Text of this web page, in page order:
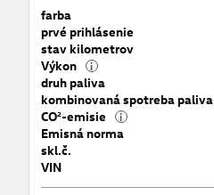
farba
prvé prihlásenie
stav kilometrov
Výkon i
druh paliva
kombinovaná spotreba paliva
CO²-emisie i
Emisná norma
skl.č.
VIN